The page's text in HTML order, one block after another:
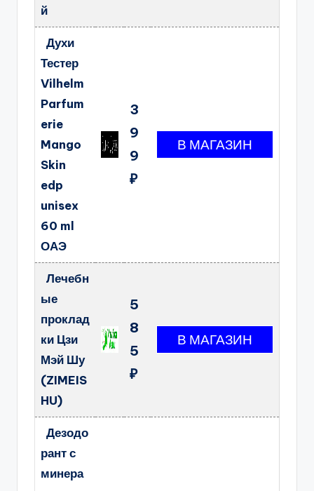
й
Духи
Тестер
Vilhelm
Parfum
erie
Mango
Skin
edp
unisex
60 ml
ОАЭ
3
9
9
₽
Лечебн
ые
проклад
ки Цзи
Мэй Шу
(ZIMEIS
HU)
5
8
5
₽
Дезодо
рант с
минера